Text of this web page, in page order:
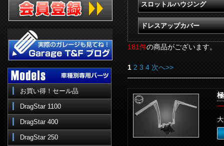
お買い得！セール品
DragStar 1100
DragStar 400
DragStar 250
スロットルハウジング
ドレスアップカバー
181件の商品がございます。
1 2 3 4 次へ>>